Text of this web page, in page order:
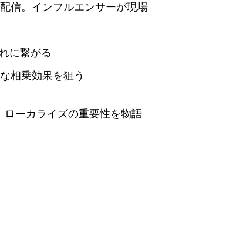
信。インフルエンサーが現場
に繋がる
相乗効果を狙う
ローカライズの重要性を物語